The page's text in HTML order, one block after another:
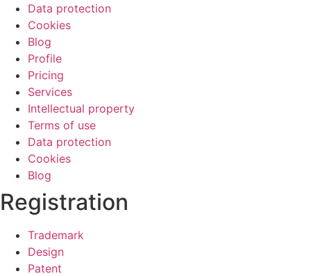
Data protection
Cookies
Blog
Profile
Pricing
Services
Intellectual property
Terms of use
Data protection
Cookies
Blog
Registration
Trademark
Design
Patent